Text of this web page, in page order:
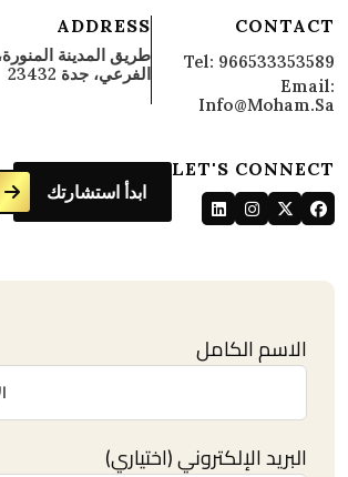
CONTACT
Tel: 966533353589‬
Email:
Info@moham.sa
ADDRESS
طريق المدينة
الفرعي، جدة 23432
LET'S CONNECT
ابدأ استشارتك
الاسم الكامل
البريد الإلكتروني (اختياري)